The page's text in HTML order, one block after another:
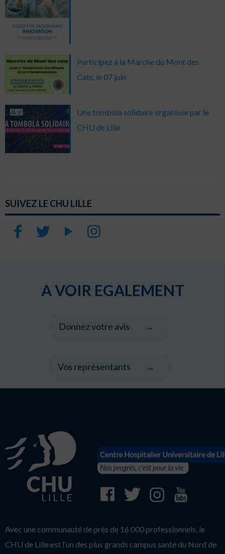
Participez à la Marche du Mont des
Cats, le 07 juin
Une tombola solidaire organisée par le
CHU de Lille
SUIVEZ LE CHU LILLE
A VOIR EGALEMENT
Donnez votre avis
Vos représentants
Avec une communauté de près de 16 000 professionnels, le
CHU de Lille est l’un des plus grands campus santé du Nord de